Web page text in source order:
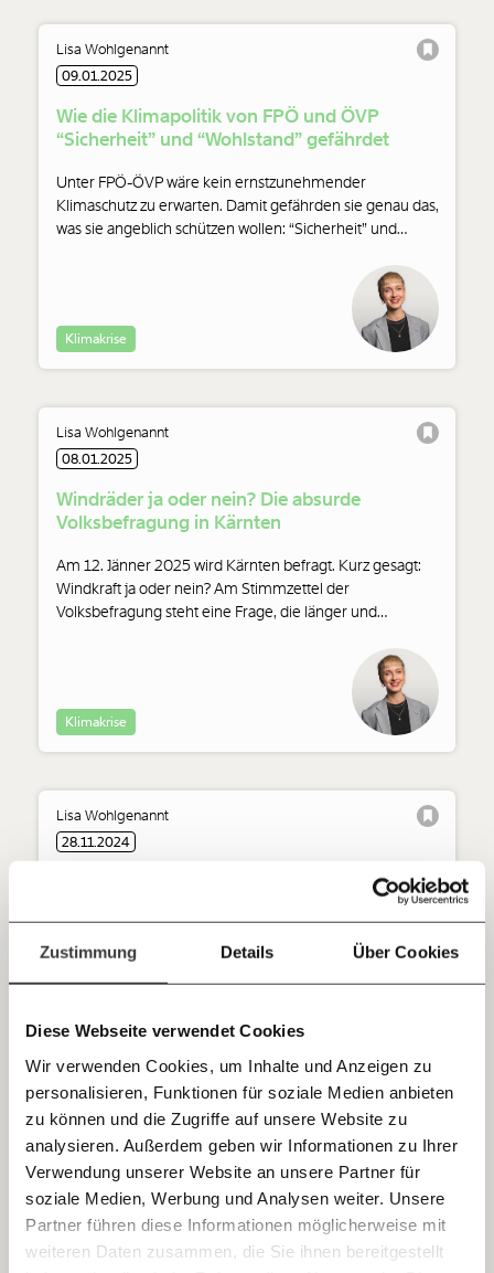
Zustimmung Details Über Cookies
Diese Webseite verwendet Cookies
Wir verwenden Cookies, um Inhalte und Anzeigen zu
personalisieren, Funktionen für soziale Medien anbieten
zu können und die Zugriffe auf unsere Website zu
analysieren. Außerdem geben wir Informationen zu Ihrer
Verwendung unserer Website an unsere Partner für
soziale Medien, Werbung und Analysen weiter. Unsere
Partner führen diese Informationen möglicherweise mit
weiteren Daten zusammen, die Sie ihnen bereitgestellt
Immer auf dem Laufenden
bleiben mit unseren gratis
E-Mail-Newslettern!
Veränderung
beginnt mit Dir!
und wir können gemeinsam
unsere Wirtschaft so gestalten, dass sie für alle
funktioniert. Unsere Recherchen sind für alle frei im
Netz. Unabhängig und werbefrei. Und das wird auch
so bleiben. Kämpf’ mit uns für den Fortschritt und
Du überweist lieber direkt?
Hier unsere IBAN: AT34 4300 0498 0007 6017
Kontoinhaber: Momentum Institut - Verein für
sozialen Fortschritt
Lisa Wohlgenannt
09.01.2025
Wie die Klimapolitik von FPÖ und ÖVP
“Sicherheit” und “Wohlstand” gefährdet
Unter FPÖ-ÖVP wäre kein ernstzunehmender
Klimaschutz zu erwarten. Damit gefährden sie genau das,
was sie angeblich schützen wollen: “Sicherheit” und
Klimakrise
Lisa Wohlgenannt
08.01.2025
Windräder ja oder nein? Die absurde
Volksbefragung in Kärnten
Am 12. Jänner 2025 wird Kärnten befragt. Kurz gesagt:
Windkraft ja oder nein? Am Stimmzettel der
Volksbefragung steht eine Frage, die länger und
Über die Absurdität dieser Volksbefragung und ein altes
Klimakrise
Lisa Wohlgenannt
28.11.2024
Abschluss für öffentlich Bedienstete: NEOS
schießen gegen eigenes Kernthema Bildung
Alle Zeichen standen auf Streik, dann einigten sich
einen Reallohnverlust. Für die NEOS ist das trotzdem zu
viel. Damit schießen sie auch gegen ihr eigenes
Kernthema: Bildung. Eine schlechte Idee, kommentiert
Lisa Wohlgenannt.
27.11.2024